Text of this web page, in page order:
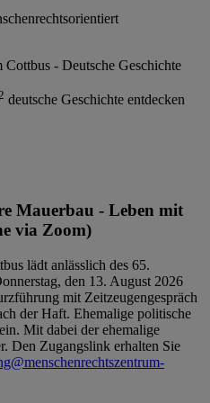
deutsche Geschichte entdecken
Mauerbau - Leben mit
via Zoom)
lädt anlässlich des 65.
den 13. August 2026
mit Zeitzeugengespräch
der Haft. Ehemalige politische
Mit dabei der ehemalige
Den Zugangslink erhalten Sie